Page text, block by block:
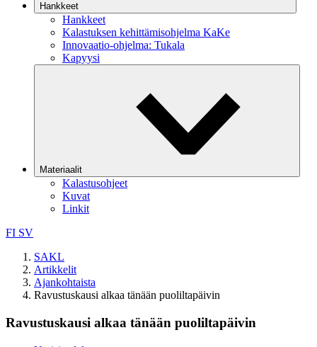
Hankkeet
Hankkeet
Kalastuksen kehittämisohjelma KaKe
Innovaatio-ohjelma: Tukala
Kapyysi
Materiaalit
Kalastusohjeet
Kuvat
Linkit
FI SV
SAKL
Artikkelit
Ajankohtaista
Ravustuskausi alkaa tänään puoliltapäivin
Ravustuskausi alkaa tänään puoliltapäivin